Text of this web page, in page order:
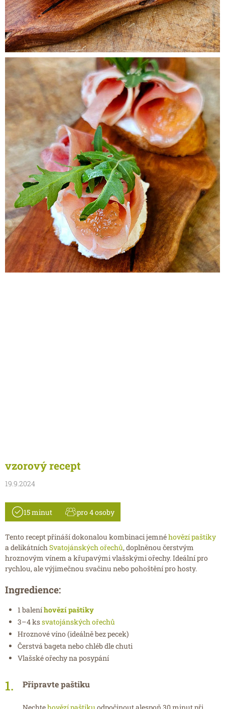
vzorový recept
19.9.2024
15 minut pro 4 osoby
Tento recept přináší dokonalou kombinaci jemnéhovězí paštiky
a delikátníchSvatojánských ořechů, doplněnou čerstvým
hroznovým vínem a křupavými vlašskými ořechy. Ideální pro
rychlou, ale výjimečnou svačinu nebo pohoštění pro hosty.
Ingredience:
1 baleníhovězí paštiky
3–4 kssvatojánských ořechů
Hroznové víno (ideálně bez pecek)
Čerstvá bageta nebo chléb dle chuti
Vlašské ořechy na posypání
Připravte paštiku